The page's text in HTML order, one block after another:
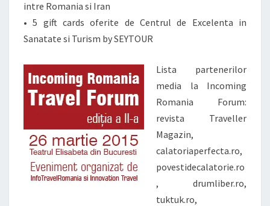
intre Romania si Iran
• 5 gift cards oferite de Centrul de Excelenta in
Sanatate si Turism by SEYTOUR
Lista partenerilor
media la Incoming
Romania Forum:
revista Traveller
Magazin,
calatoriaperfecta.ro,
povestidecalatorie.ro
, drumliber.ro,
tuktuk.ro,